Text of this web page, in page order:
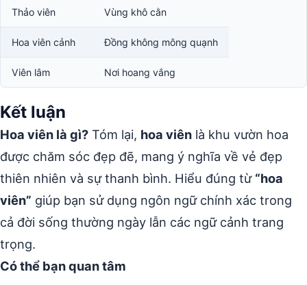
Thảo viên Vùng khô cằn
Hoa viên cảnh Đồng không mông quạnh
Viên lâm Nơi hoang vắng
Kết luận
Hoa viên là gì? Tóm lại, hoa viên là khu vườn hoa
được chăm sóc đẹp đẽ, mang ý nghĩa về vẻ đẹp
thiên nhiên và sự thanh bình. Hiểu đúng từ “hoa
viên” giúp bạn sử dụng ngôn ngữ chính xác trong
cả đời sống thường ngày lẫn các ngữ cảnh trang
trọng.
Có thể bạn quan tâm